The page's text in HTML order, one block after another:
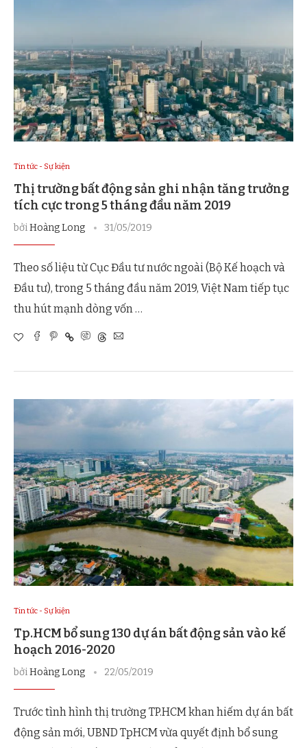
Tin tức - Sự kiện
Thị trường bất động sản ghi nhận tăng trưởng
tích cực trong 5 tháng đầu năm 2019
bởiHoàng Long 31/05/2019
Theo số liệu từ Cục Đầu tư nước ngoài (Bộ Kế hoạch và
Đầu tư), trong 5 tháng đầu năm 2019, Việt Nam tiếp tục
thu hút mạnh dòng vốn …
Tin tức - Sự kiện
Tp.HCM bổ sung 130 dự án bất động sản vào kế
hoạch 2016-2020
bởiHoàng Long 22/05/2019
Trước tình hình thị trường TP.HCM khan hiếm dự án bất
động sản mới, UBND TpHCM vừa quyết định bổ sung